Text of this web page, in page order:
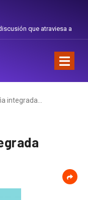
que atraviesa a
integrada…